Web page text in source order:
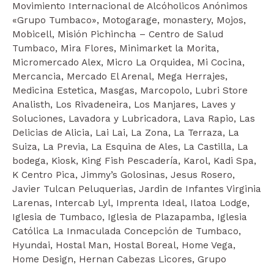
Movimiento Internacional de Alcóholicos Anónimos
«Grupo Tumbaco», Motogarage, monastery, Mojos,
Mobicell, Misión Pichincha – Centro de Salud
Tumbaco, Mira Flores, Minimarket la Morita,
Micromercado Alex, Micro La Orquidea, Mi Cocina,
Mercancia, Mercado El Arenal, Mega Herrajes,
Medicina Estetica, Masgas, Marcopolo, Lubri Store
Analisth, Los Rivadeneira, Los Manjares, Laves y
Soluciones, Lavadora y Lubricadora, Lava Rapio, Las
Delicias de Alicia, Lai Lai, La Zona, La Terraza, La
Suiza, La Previa, La Esquina de Ales, La Castilla, La
bodega, Kiosk, King Fish Pescadería, Karol, Kadi Spa,
K Centro Pica, Jimmy’s Golosinas, Jesus Rosero,
Javier Tulcan Peluquerias, Jardin de Infantes Virginia
Larenas, Intercab Lyl, Imprenta Ideal, Ilatoa Lodge,
Iglesia de Tumbaco, Iglesia de Plazapamba, Iglesia
Católica La Inmaculada Concepción de Tumbaco,
Hyundai, Hostal Man, Hostal Boreal, Home Vega,
Home Design, Hernan Cabezas Licores, Grupo